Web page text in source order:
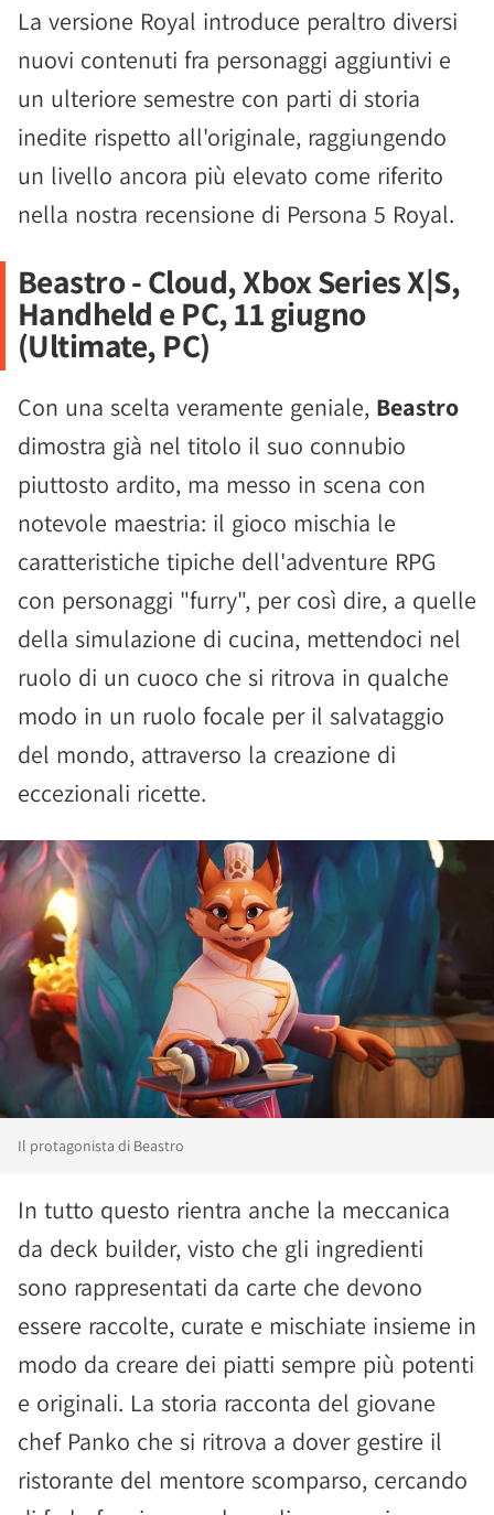
La versione Royal introduce peraltro diversi
nuovi contenuti fra personaggi aggiuntivi e
un ulteriore semestre con parti di storia
inedite rispetto all'originale, raggiungendo
un livello ancora più elevato come riferito
nella nostra recensione di Persona 5 Royal.
Beastro - Cloud, Xbox Series X|S,
Handheld e PC, 11 giugno
(Ultimate, PC)
Con una scelta veramente geniale, Beastro
dimostra già nel titolo il suo connubio
piuttosto ardito, ma messo in scena con
notevole maestria: il gioco mischia le
caratteristiche tipiche dell'adventure RPG
con personaggi "furry", per così dire, a quelle
della simulazione di cucina, mettendoci nel
ruolo di un cuoco che si ritrova in qualche
modo in un ruolo focale per il salvataggio
del mondo, attraverso la creazione di
eccezionali ricette.
Il protagonista di Beastro
In tutto questo rientra anche la meccanica
da deck builder, visto che gli ingredienti
sono rappresentati da carte che devono
essere raccolte, curate e mischiate insieme in
modo da creare dei piatti sempre più potenti
e originali. La storia racconta del giovane
chef Panko che si ritrova a dover gestire il
ristorante del mentore scomparso, cercando